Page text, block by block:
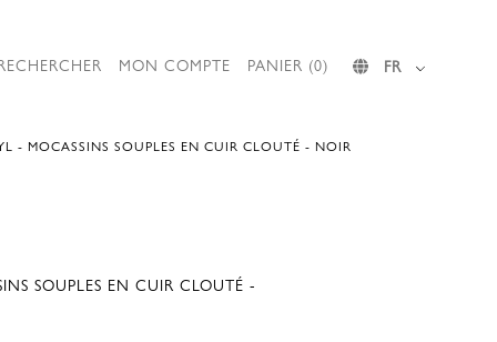
MON COMPTE PANIER (0) FR
- MOCASSINS SOUPLES EN CUIR CLOUTÉ - NOIR
SOUPLES EN CUIR CLOUTÉ -